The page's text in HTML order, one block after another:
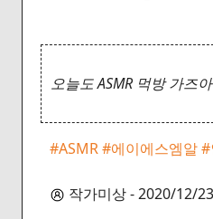
오늘도 ASMR 먹방 가즈아
#ASMR#에이에스엠알#
작가미상 - 2020/12/23